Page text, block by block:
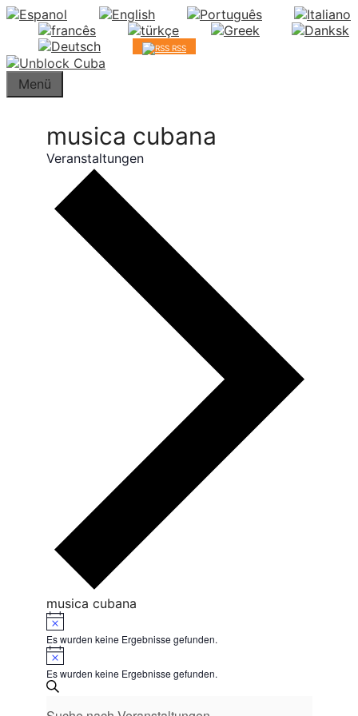
Springe
RSS
Menü
musica cubana
Veranstaltungen
musica cubana
Veranstaltungen
Hinweis
Es wurden keine Ergebnisse gefunden.
Hinweis
Es wurden keine Ergebnisse gefunden.
Veranstaltungen